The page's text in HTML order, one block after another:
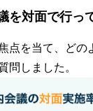
を対面で行っ
点を当て、どの
問しました。